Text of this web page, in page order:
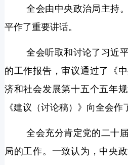
全会由中央政治局主持。
平作了重要讲话。
全会听取和讨论了习近平
的工作报告，审议通过了《
济和社会发展第十五个五年
《建议（讨论稿）》向全会作
全会充分肯定党的二十届
局的工作。一致认为，中央